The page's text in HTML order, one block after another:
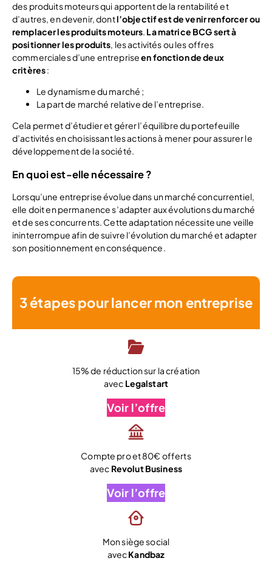
des produits moteurs qui apportent de la rentabilité et
d’autres, en devenir, dontl’objectif est de venir renforcer ou
remplacer les produits moteurs. La matrice BCG sert à
positionner les produits, les activités ou les offres
commerciales d’une entrepriseen fonction de deux
critères:
Le dynamisme du marché ;
La part de marché relative de l’entreprise.
Cela permet d’étudier et gérer l’équilibre du portefeuille
d’activités en choisissant les actions à mener pour assurer le
développement de la société.
En quoi est-elle nécessaire ?
Lorsqu’une entreprise évolue dans un marché concurrentiel,
elle doit en permanence s’adapter aux évolutions du marché
et de ses concurrents. Cette adaptation nécessite une veille
ininterrompue afin de suivre l’évolution du marché et adapter
son positionnement en conséquence.
3 étapes pour lancer mon entreprise
15% de réduction sur la création
avec Legalstart
Voir l’offre
Compte pro et 80€ offerts
avec Revolut Business
Voir l’offre
Mon siège social
avecKandbaz